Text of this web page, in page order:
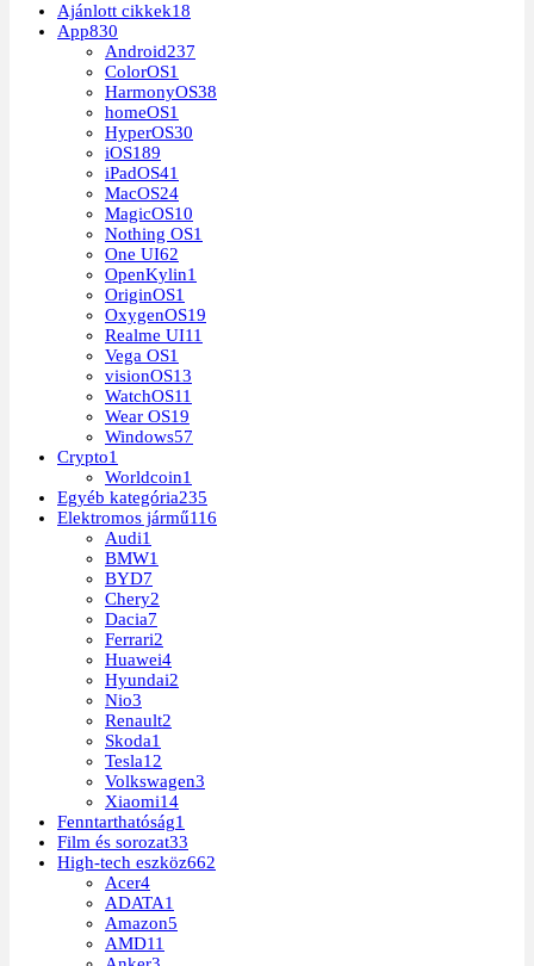
Ajánlott cikkek18
App830
Android237
ColorOS1
HarmonyOS38
homeOS1
HyperOS30
iOS189
iPadOS41
MacOS24
MagicOS10
Nothing OS1
One UI62
OpenKylin1
OriginOS1
OxygenOS19
Realme UI11
Vega OS1
visionOS13
WatchOS11
Wear OS19
Windows57
Crypto1
Worldcoin1
Egyéb kategória235
Elektromos jármű116
Audi1
BMW1
BYD7
Chery2
Dacia7
Ferrari2
Huawei4
Hyundai2
Nio3
Renault2
Skoda1
Tesla12
Volkswagen3
Xiaomi14
Fenntarthatóság1
Film és sorozat33
High-tech eszköz662
Acer4
ADATA1
Amazon5
AMD11